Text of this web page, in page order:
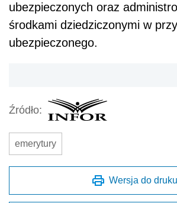
ubezpieczonych oraz
środkami dziedziczonymi w
ubezpieczonego.
Źródło:
emerytury
Wersja do druku